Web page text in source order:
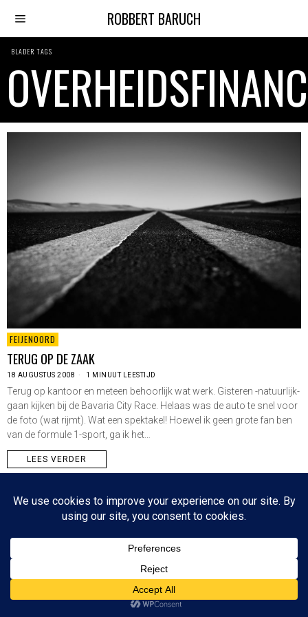
ROBBERT BARUCH
BLADER TAGS
FEIJENOORD
TERUG OP DE ZAAK
18 AUGUSTUS 2008 1 MINUUT LEESTIJD
Terug op kantoor en meteen behoorlijk wat werk. Gisteren -natuurlijk-
gaan kijken bij de Bavaria City Race. Helaas was de auto te snel voor
de foto (wat rijmt). Wat een spektakel! Hoewel ik geen grote fan ben
van de formule 1-sport, ga ik het…
LEES VERDER
Since 2003 © All Rights Reserved | Foto's Robbert Baruch tenzij anders vermeld
NIEUWSBRIEF CONTACT
BOVEN